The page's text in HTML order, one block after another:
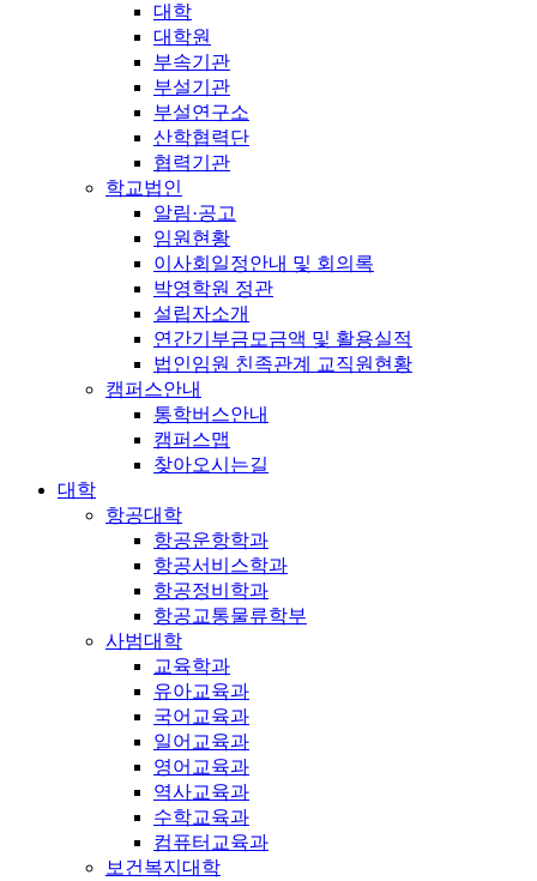
대학
대학원
부속기관
부설기관
부설연구소
산학협력단
협력기관
학교법인
알림·공고
임원현황
이사회일정안내 및 회의록
박영학원 정관
설립자소개
연간기부금모금액 및 활용실적
법인임원 친족관계 교직원현황
캠퍼스안내
통학버스안내
캠퍼스맵
찾아오시는길
대학
항공대학
항공운항학과
항공서비스학과
항공정비학과
항공교통물류학부
사범대학
교육학과
유아교육과
국어교육과
일어교육과
영어교육과
역사교육과
수학교육과
컴퓨터교육과
보건복지대학